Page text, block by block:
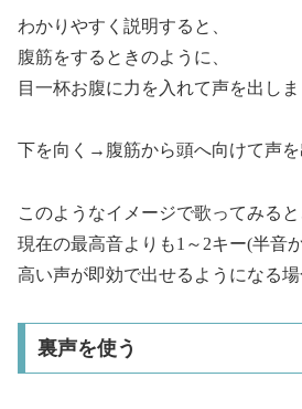
わかりやすく説明すると、
腹筋をするときのように、
目一杯お腹に力を入れて声を出しま
下を向く→腹筋から頭へ向けて声
このようなイメージで歌ってみると
現在の最高音よりも1～2キー(半音
高い声が即効で出せるようになる場
裏声を使う